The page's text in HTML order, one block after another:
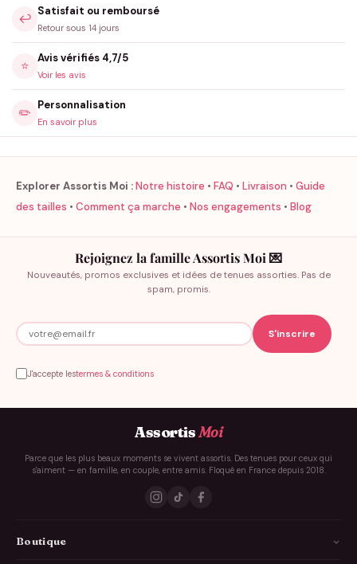
↩️
Satisfait ou remboursé
Retour sous 14 jours
⭐
Avis vérifiés 4,7/5
Voir les avis
✏️
Personnalisation
En savoir plus
Explorer Assortis Moi :Notre histoire • FAQ • Livraison • Guide
des tailles • Comment ça marche • Nos engagements • Blog
Rejoignez la famille Assortis Moi 💌
Nouveautés, promos exclusives et idées de tenues assorties. Pas de
spam, promis.
J'accepte lestermes & conditions
AssortisMoi
Parce que les plus beaux moments se vivent assortis. Des tenues pour ceux qui
s'aiment — en famille, en couple, entre amis. Floqué en France depuis 2018.
Boutique